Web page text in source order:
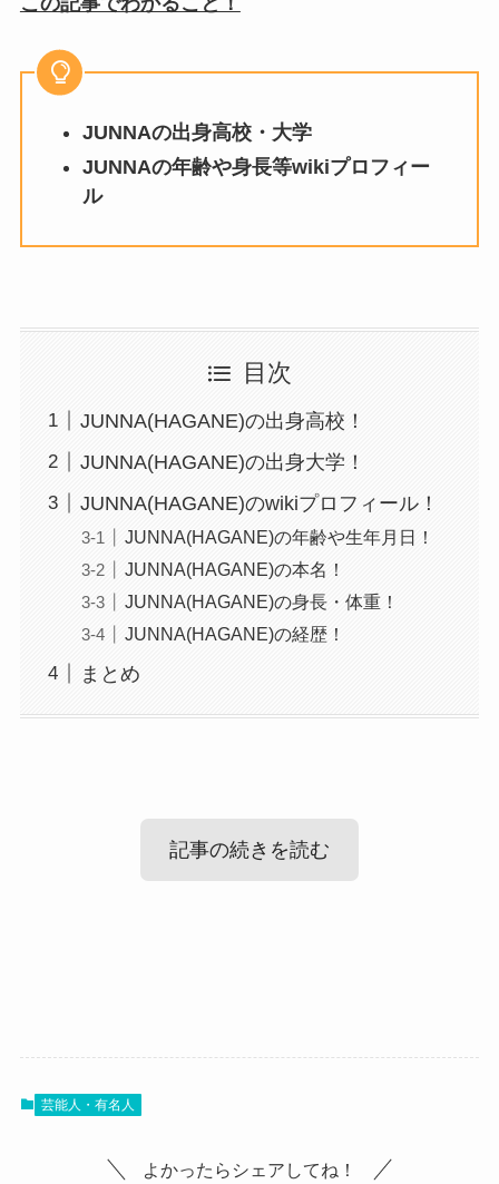
JUNNAの出身高校・大学
JUNNAの年齢や身長等wikiプロフィー
ル
目次
JUNNA(HAGANE)の出身高校！
JUNNA(HAGANE)の出身大学！
JUNNA(HAGANE)のwikiプロフィール！
JUNNA(HAGANE)の年齢や生年月日！
JUNNA(HAGANE)の本名！
JUNNA(HAGANE)の身長・体重！
JUNNA(HAGANE)の経歴！
まとめ
記事の続きを読む
されていませんでした。
ょう！
名前：JUNNA
芸能人・有名人
よかったらシェアしてね！